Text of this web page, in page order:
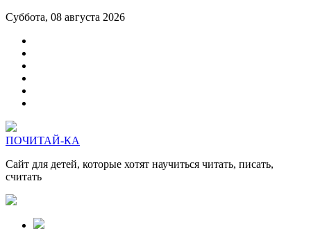
Суббота, 08 августа 2026
ПОЧИТАЙ-КА
Сайт для детей, которые хотят научиться читать, писать,
считать